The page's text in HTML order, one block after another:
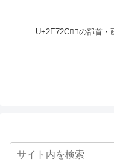
U+2E72C｜𮜬の部首